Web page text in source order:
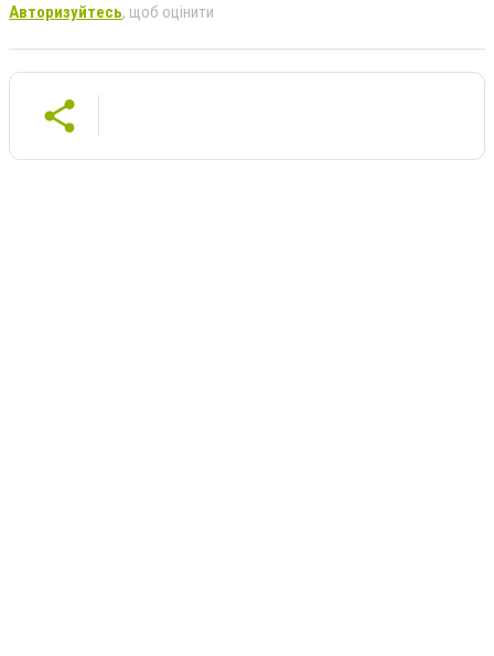
Авторизуйтесь, щоб оцінити